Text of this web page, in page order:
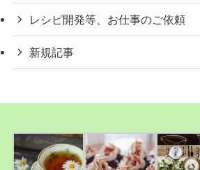
レシピ開発等、お仕事のご依頼
新規記事